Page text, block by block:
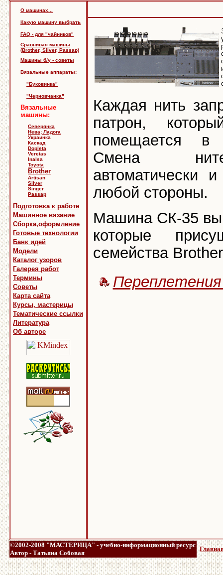
О машинах...
Какую машину выбрать
FAQ - для "чайников"
Сравнивая машины
(Brother, Silver, Passap)
Машины б/у - советы
Вязальные аппараты:
"Буковинка"
"Черновчанка"
Вязальные
машины:
Северянка
Нева; Ладога
Украинка
Каскад
Dopleta
Veretas
Inalsa
Toyota
Brother
Artisan
Silver
Singer
Passap
Подготовка к работе
Машинное вязание
Сборка,оформление
Готовые технологии
Банк идей
Модели
Каталог узоров
Галерея работ
Термины
Советы
Карта сайта
Курсы, мастерицы
Тематические ссылки
Литература
Об авторе
Каждая нить
патрон,
помещается в
Смена
автоматически
любой стороны.
Машина СК-35
которые
семейства
©2002-2008 "МАСТЕРИЦА" - учебно-информационный ресурс
Автор - Татьяна Собовая